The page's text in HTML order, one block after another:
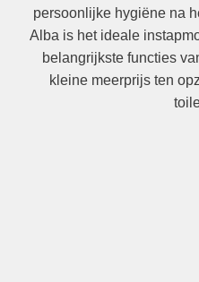
persoonlijke hygiëne na
Alba is het ideale
belangrijkste functies
kleine meerprijs ten